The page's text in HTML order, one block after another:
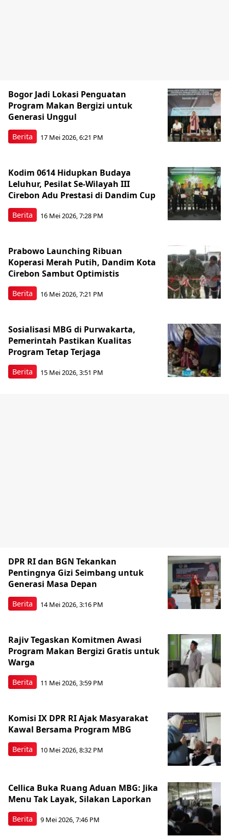
Berita
Bogor Jadi Lokasi Penguatan
Program Makan Bergizi untuk
Generasi Unggul
17 Mei 2026, 6:21 PM
Berita
Kodim 0614 Hidupkan Budaya
Leluhur, Pesilat Se-Wilayah III
Cirebon Adu Prestasi di Dandim Cup
16 Mei 2026, 7:28 PM
Berita
Prabowo Launching Ribuan
Koperasi Merah Putih, Dandim Kota
Cirebon Sambut Optimistis
16 Mei 2026, 7:21 PM
Berita
Sosialisasi MBG di Purwakarta,
Pemerintah Pastikan Kualitas
Program Tetap Terjaga
15 Mei 2026, 3:51 PM
Berita
DPR RI dan BGN Tekankan
Pentingnya Gizi Seimbang untuk
Generasi Masa Depan
14 Mei 2026, 3:16 PM
Berita
Rajiv Tegaskan Komitmen Awasi
Program Makan Bergizi Gratis untuk
Warga
11 Mei 2026, 3:59 PM
Berita
Komisi IX DPR RI Ajak Masyarakat
Kawal Bersama Program MBG
10 Mei 2026, 8:32 PM
Berita
Cellica Buka Ruang Aduan MBG: Jika
Menu Tak Layak, Silakan Laporkan
9 Mei 2026, 7:46 PM